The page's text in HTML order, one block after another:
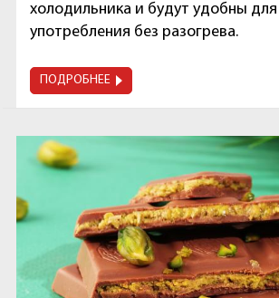
холодильника и будут удобны для
употребления без разогрева.
ПОДРОБНЕЕ